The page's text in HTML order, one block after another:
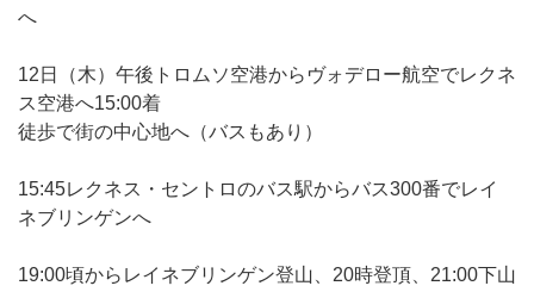
へ
12日（木）午後トロムソ空港からヴォデロー航空でレクネ
ス空港へ15:00着
徒歩で街の中心地へ（バスもあり）
15:45レクネス・セントロのバス駅からバス300番でレイ
ネブリンゲンへ
19:00頃からレイネブリンゲン登山、20時登頂、21:00下山